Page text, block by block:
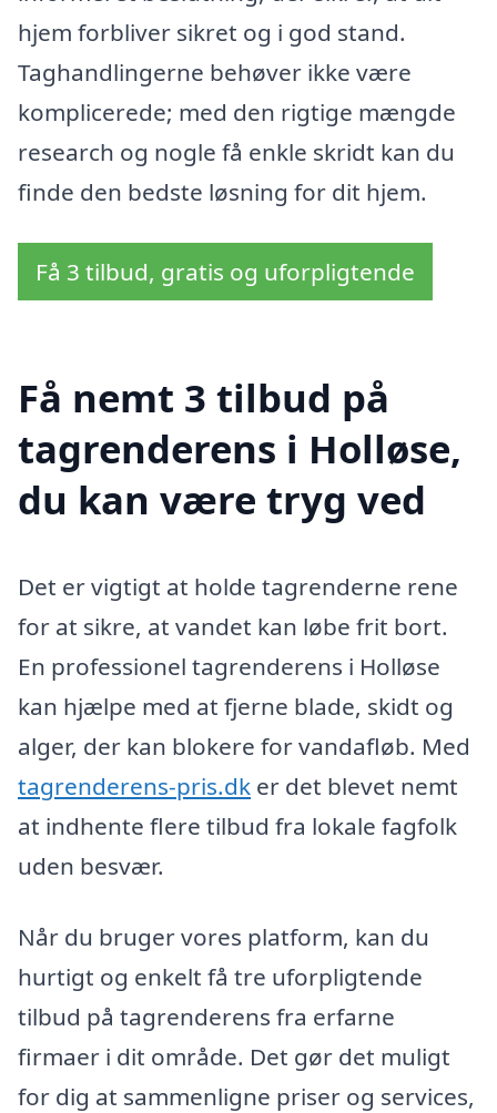
hjem forbliver sikret og i god stand.
Taghandlingerne behøver ikke være
komplicerede; med den rigtige mængde
research og nogle få enkle skridt kan du
finde den bedste løsning for dit hjem.
Få 3 tilbud, gratis og uforpligtende
Få nemt 3 tilbud på
tagrenderens i Holløse,
du kan være tryg ved
Det er vigtigt at holde tagrenderne rene
for at sikre, at vandet kan løbe frit bort.
En professionel tagrenderens i Holløse
kan hjælpe med at fjerne blade, skidt og
alger, der kan blokere for vandafløb. Med
tagrenderens-pris.dk er det blevet nemt
at indhente flere tilbud fra lokale fagfolk
uden besvær.
Når du bruger vores platform, kan du
hurtigt og enkelt få tre uforpligtende
tilbud på tagrenderens fra erfarne
firmaer i dit område. Det gør det muligt
for dig at sammenligne priser og services,